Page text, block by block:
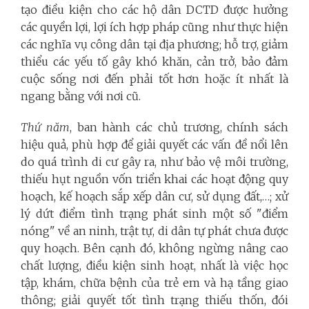
tạo điều kiện cho các hộ dân DCTD được hưởng
các quyền lợi, lợi ích hợp pháp cũng như thực hiện
các nghĩa vụ công dân tại địa phương; hỗ trợ, giảm
thiểu các yếu tố gây khó khăn, cản trở, bảo đảm
cuộc sống nơi đến phải tốt hơn hoặc ít nhất là
ngang bằng với nơi cũ.
Thứ năm, ban hành các chủ trương, chính sách
hiệu quả, phù hợp để giải quyết các vấn đề nổi lên
do quá trình di cư gây ra, như bảo vệ môi trường,
thiếu hụt nguồn vốn triển khai các hoạt động quy
hoạch, kế hoạch sắp xếp dân cư, sử dụng đất,…; xử
lý dứt điểm tình trạng phát sinh một số "điểm
nóng" về an ninh, trật tự, di dân tự phát chưa được
quy hoạch. Bên cạnh đó, không ngừng nâng cao
chất lượng, điều kiện sinh hoạt, nhất là việc học
tập, khám, chữa bệnh của trẻ em và hạ tầng giao
thông; giải quyết tốt tình trạng thiếu thốn, đói